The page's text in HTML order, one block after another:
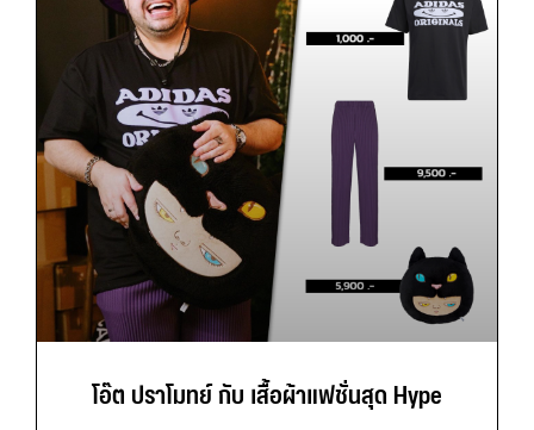
โอ๊ต ปราโมทย์ กับ เสื้อผ้าแฟชั่นสุด Hype